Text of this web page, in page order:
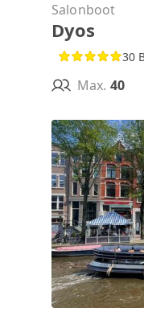
Salonboot
Dyos
30
Max. 40